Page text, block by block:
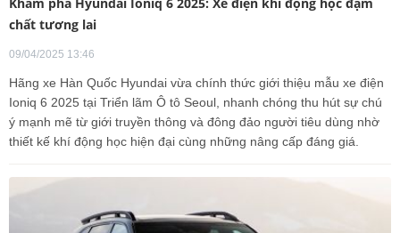
chất tương lai
09/04/2025 13:46
Hãng xe Hàn Quốc Hyundai vừa chính thức giới thiệu mẫu xe điện
Ioniq 6 2025 tại Triển lãm Ô tô Seoul, nhanh chóng thu hút sự chú
ý mạnh mẽ từ giới truyền thông và đông đảo người tiêu dùng nhờ
thiết kế khí động học hiện đại cùng những nâng cấp đáng giá.